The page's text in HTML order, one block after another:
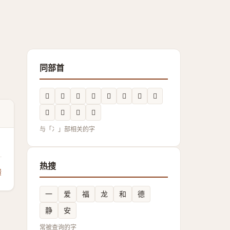
同部首
𪞜 𰃿 𭂤 𱏿 𠘐 𠘛 𫥍
𪞪
𫥂
𲒋 𠗣 𠗪
与「冫」部相关的字
热搜
一 爱 福 龙 和
德
静
安
常被查询的字